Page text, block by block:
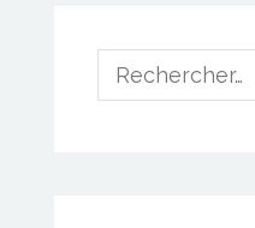
Rechercher :